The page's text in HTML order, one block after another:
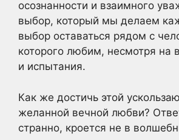
осознанности и взаимного
выбор, который мы делаем
выбор оставаться рядом с
которого любим, несмотря на
и испытания.
Как же достичь этой
желанной вечной любви?
странно, кроется не в